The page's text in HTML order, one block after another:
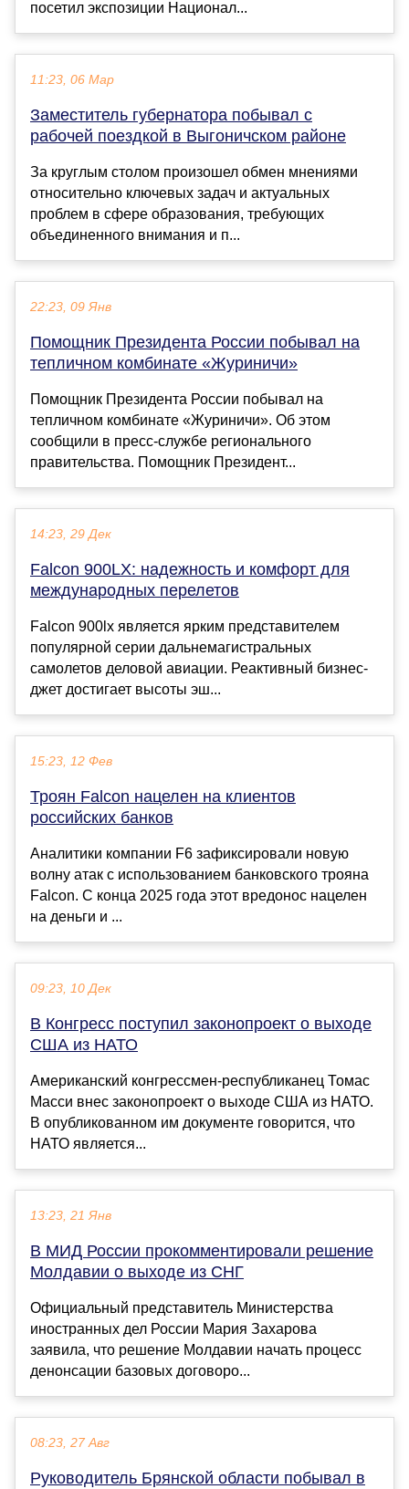
посетил экспозиции Национал...
11:23, 06 Мар
Заместитель губернатора побывал с
рабочей поездкой в Выгоничском районе
За круглым столом произошел обмен мнениями
относительно ключевых задач и актуальных
проблем в сфере образования, требующих
объединенного внимания и п...
22:23, 09 Янв
Помощник Президента России побывал на
тепличном комбинате «Журиничи»
Помощник Президента России побывал на
тепличном комбинате «Журиничи». Об этом
сообщили в пресс-службе регионального
правительства. Помощник Президент...
14:23, 29 Дек
Falcon 900LX: надежность и комфорт для
международных перелетов
Falcon 900lx является ярким представителем
популярной серии дальнемагистральных
самолетов деловой авиации. Реактивный бизнес-
джет достигает высоты эш...
15:23, 12 Фев
Троян Falcon нацелен на клиентов
российских банков
Аналитики компании F6 зафиксировали новую
волну атак с использованием банковского трояна
Falcon. С конца 2025 года этот вредонос нацелен
на деньги и ...
09:23, 10 Дек
В Конгресс поступил законопроект о выходе
США из НАТО
Американский конгрессмен-республиканец Томас
Масси внес законопроект о выходе США из НАТО.
В опубликованном им документе говорится, что
НАТО является...
13:23, 21 Янв
В МИД России прокомментировали решение
Молдавии о выходе из СНГ
Официальный представитель Министерства
иностранных дел России Мария Захарова
заявила, что решение Молдавии начать процесс
денонсации базовых договоро...
08:23, 27 Авг
Руководитель Брянской области побывал в